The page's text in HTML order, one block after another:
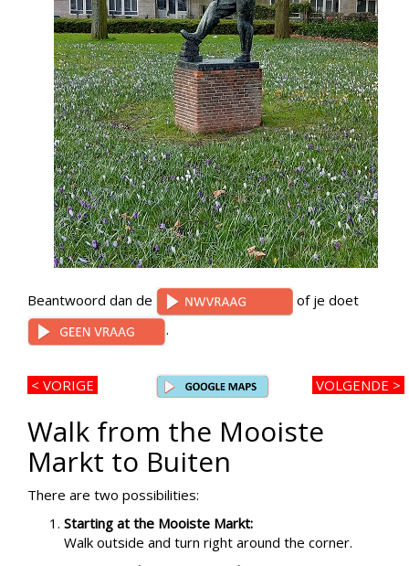
Beantwoord dan de
of je doet
.
< VORIGE VOLGENDE >
Walk from the Mooiste
Markt to Buiten
There are two possibilities:
Starting at the Mooiste Markt:
Walk outside and turn right around the corner.